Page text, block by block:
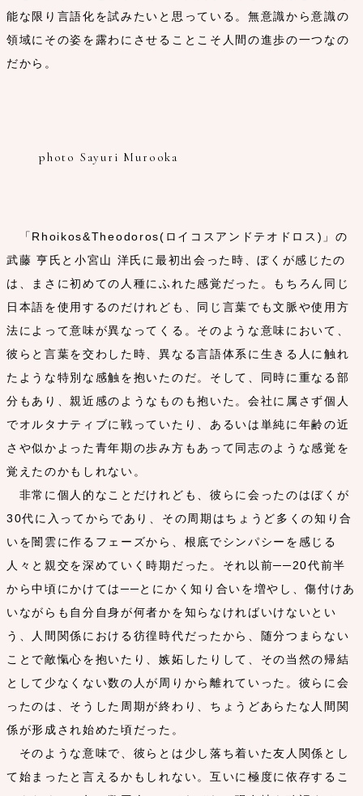
能な限り言語化を試みたいと思っている。無意識から意識の
領域にその姿を露わにさせることこそ人間の進歩の一つなの
だから。
photo Sayuri Murooka
「Rhoikos&Theodoros(ロイコスアンドテオドロス)」の
武藤 亨氏と小宮山 洋氏に最初出会った時、ぼくが感じたの
は、まさに初めての人種にふれた感覚だった。もちろん同じ
日本語を使用するのだけれども、同じ言葉でも文脈や使用方
法によって意味が異なってくる。そのような意味において、
彼らと言葉を交わした時、異なる言語体系に生きる人に触れ
たような特別な感触を抱いたのだ。そして、同時に重なる部
分もあり、親近感のようなものも抱いた。会社に属さず個人
でオルタナティブに戦っていたり、あるいは単純に年齢の近
さや似かよった青年期の歩み方もあって同志のような感覚を
覚えたのかもしれない。
非常に個人的なことだけれども、彼らに会ったのはぼくが
30代に入ってからであり、その周期はちょうど多くの知り合
いを闇雲に作るフェーズから、根底でシンパシーを感じる
人々と親交を深めていく時期だった。それ以前──20代前半
から中頃にかけては──とにかく知り合いを増やし、傷付けあ
いながらも自分自身が何者かを知らなければいけないとい
う、人間関係における彷徨時代だったから、随分つまらない
ことで敵愾心を抱いたり、嫉妬したりして、その当然の帰結
として少なくない数の人が周りから離れていった。彼らに会
ったのは、そうした周期が終わり、ちょうどあらたな人間関
係が形成され始めた頃だった。
そのような意味で、彼らとは少し落ち着いた友人関係とし
て始まったと言えるかもしれない。互いに極度に依存するこ